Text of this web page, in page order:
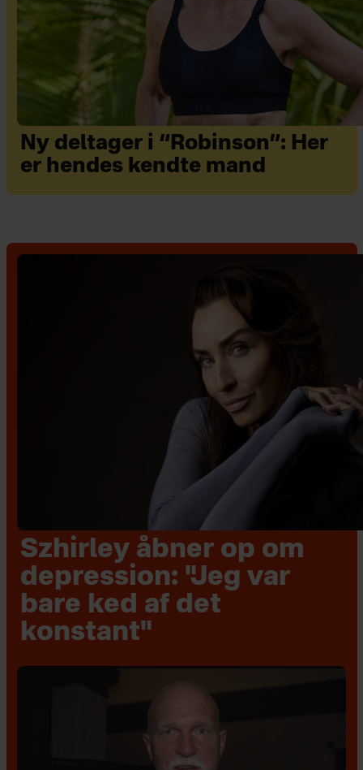
Ny deltager i “Robinson”: Her
er hendes kendte mand
Szhirley åbner op om
depression: "Jeg var
bare ked af det
konstant"